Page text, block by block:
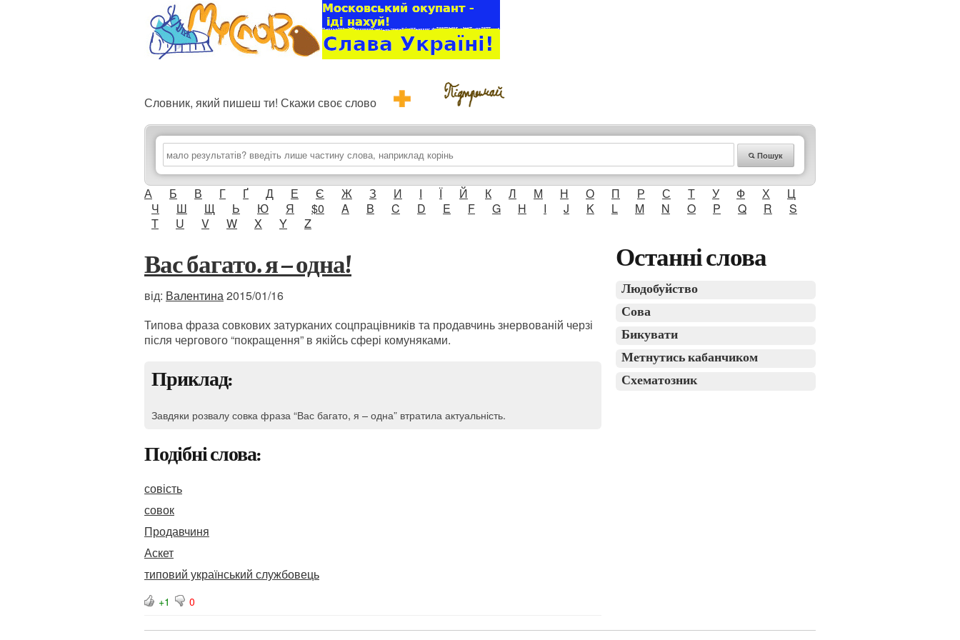
Словник, який пишеш ти! Скажи своє слово
Пошук
А Б В Г Ґ Д Е Є Ж З И І Ї Й К Л М Н О П Р С Т У Ф Х
Ц
Ч
Ш Щ Ь Ю Я $0 A B C D E F G H I J K L M N O P Q R
S
T
U V W X Y Z
Вас багато. я – одна!
від: Валентина2015/01/16
Типова фраза совкових затурканих соцпрацівників та продавчинь знервованій черзі
після чергового “покращення” в якійсь сфері комуняками.
Приклад:
Завдяки розвалу совка фраза “Вас багато, я – одна” втратила актуальність.
Подібні слова:
совість
совок
Продавчиня
Аскет
типовий український службовець
+1 0
Останні слова
Людобуйство
Сова
Бикувати
Метнутись кабанчиком
Схематозник